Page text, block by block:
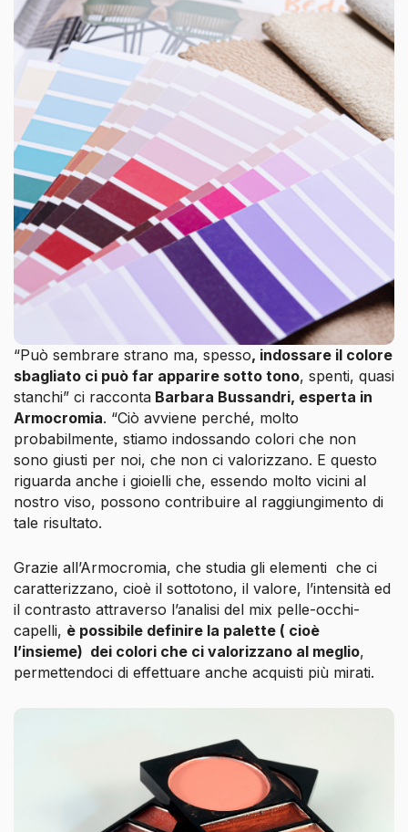
“Può sembrare strano ma, spesso, indossare il colore
sbagliato ci può far apparire sotto tono, spenti, quasi
stanchi” ci racconta Barbara Bussandri, esperta in
Armocromia. “Ciò avviene perché, molto
probabilmente, stiamo indossando colori che non
sono giusti per noi, che non ci valorizzano. E questo
riguarda anche i gioielli che, essendo molto vicini al
nostro viso, possono contribuire al raggiungimento di
tale risultato.
Grazie all’Armocromia, che studia gli elementi che ci
caratterizzano, cioè il sottotono, il valore, l’intensità ed
il contrasto attraverso l’analisi del mix pelle-occhi-
capelli, è possibile definire la palette ( cioè
l’insieme) dei colori che ci valorizzano al meglio,
permettendoci di effettuare anche acquisti più mirati.